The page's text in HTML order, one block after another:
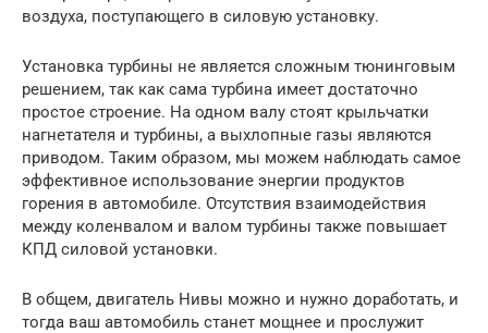
воздуха, поступающего в силовую установку.
Установка турбины не является сложным тюнинговым
решением, так как сама турбина имеет достаточно
простое строение. На одном валу стоят крыльчатки
нагнетателя и турбины, а выхлопные газы являются
приводом. Таким образом, мы можем наблюдать самое
эффективное использование энергии продуктов
горения в автомобиле. Отсутствия взаимодействия
между коленвалом и валом турбины также повышает
КПД силовой установки.
В общем, двигатель Нивы можно и нужно доработать, и
тогда ваш автомобиль станет мощнее и прослужит